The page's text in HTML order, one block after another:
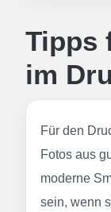
Tipps
im
Für den
Fotos aus
moderne
sein, wenn